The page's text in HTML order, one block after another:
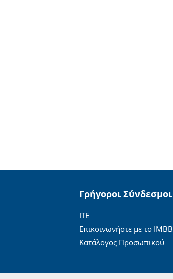
Γρήγοροι Σύνδεσμοι
ΙΤΕ
Επικοινωνήστε με το ΙΜΒΒ
Κατάλογος Προσωπικού